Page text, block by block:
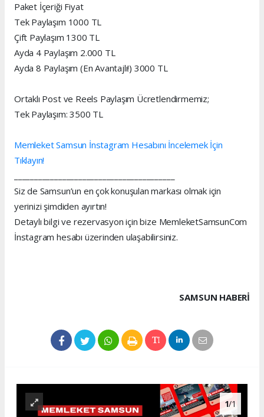
Paket İçeriği Fiyat
Tek Paylaşım 1000 TL
Çift Paylaşım 1300 TL
Ayda 4 Paylaşım 2.000 TL
Ayda 8 Paylaşım (En Avantajlı!) 3000 TL
Ortaklı Post ve Reels Paylaşım Ücretlendirmemiz;
Tek Paylaşım: 3500 TL
Memleket Samsun İnstagram Hesabını İncelemek İçin
Tıklayın!
Siz de Samsun’un en çok konuşulan markası olmak için
yerinizi şimdiden ayırtın!
Detaylı bilgi ve rezervasyon için bize MemleketSamsunCom
İnstagram hesabı üzerinden ulaşabilirsiniz.
SAMSUN HABERİ
1/1